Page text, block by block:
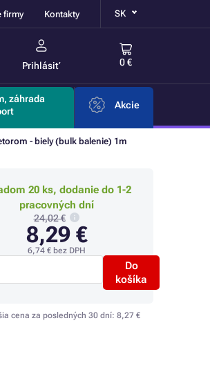
firmy Kontakty SK
Prihlásiť 0 €
záhrada
Akcie
- biely (bulk balenie) 1m
20 ks, dodanie do 1-2
pracovných dní
24,02 €
8,29 €
6,74 € bez DPH
Do
košíka
cena za posledných 30 dní: 8,27 €